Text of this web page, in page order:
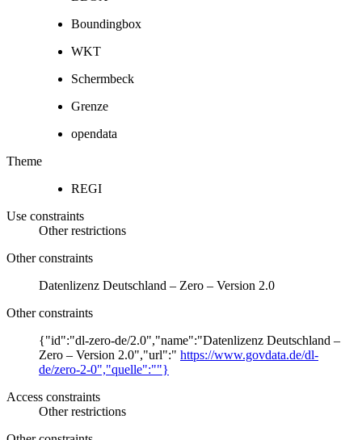
Boundingbox
WKT
Schermbeck
Grenze
opendata
Theme
REGI
Use constraints
Other restrictions
Other constraints
Datenlizenz Deutschland – Zero – Version 2.0
Other constraints
{"id":"dl-zero-de/2.0","name":"Datenlizenz Deutschland –
Zero – Version 2.0","url":" https://www.govdata.de/dl-
de/zero-2-0","quelle":""}
Access constraints
Other restrictions